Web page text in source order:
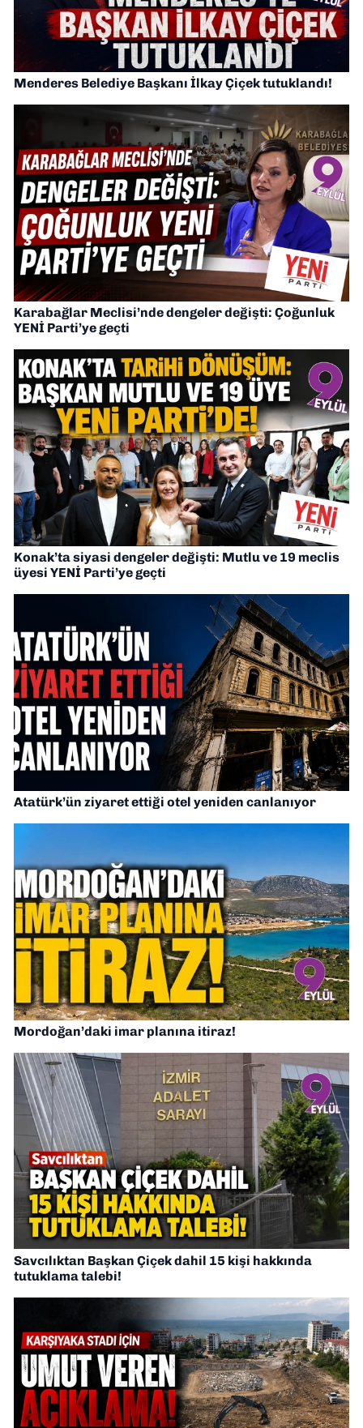
Menderes Belediye Başkanı İlkay Çiçek tutuklandı!
Karabağlar Meclisi’nde dengeler değişti: Çoğunluk
YENİ Parti’ye geçti
Konak’ta siyasi dengeler değişti: Mutlu ve 19 meclis
üyesi YENİ Parti’ye geçti
Atatürk’ün ziyaret ettiği otel yeniden canlanıyor
Mordoğan’daki imar planına itiraz!
Savcılıktan Başkan Çiçek dahil 15 kişi hakkında
tutuklama talebi!